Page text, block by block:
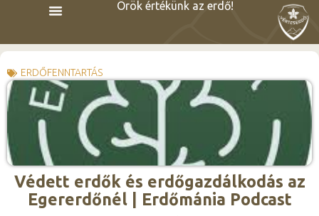
Örök értékünk az erdő!
ERDŐFENNTARTÁS
Védett erdők és erdőgazdálkodás az
Egererdőnél | Erdőmánia Podcast